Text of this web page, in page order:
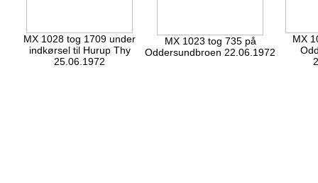
MX 1028 tog 1709 under
indkørsel til Hurup Thy
25.06.1972
MX 1023 tog 735 på
Oddersundbroen 22.06.1972
MX